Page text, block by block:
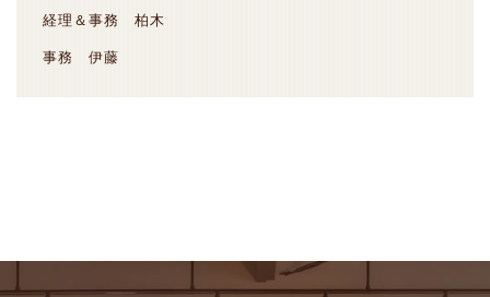
経理＆事務 柏木
事務 伊藤